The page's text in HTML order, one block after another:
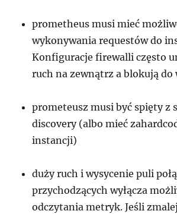
prometheus musi mieć
wykonywania requestów do
Konfiguracje firewalli często
ruch na zewnątrz a blokują do
prometeusz musi być spięty z
discovery (albo mieć
instancji)
duży ruch i wysycenie puli
przychodzących wyłącza
odczytania metryk. Jeśli